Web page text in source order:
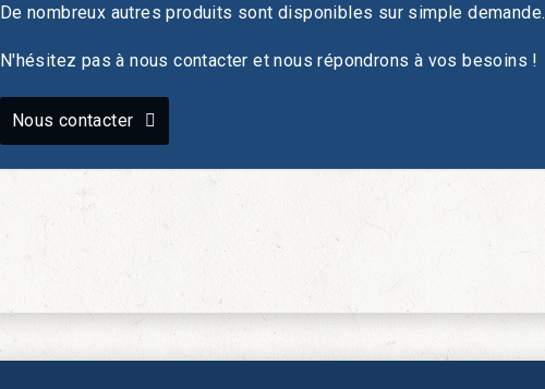
De nombreux autres produits sont disponibles sur simple demande.
N'hésitez pas à nous contacter et nous répondrons à vos besoins !
Nous contacter